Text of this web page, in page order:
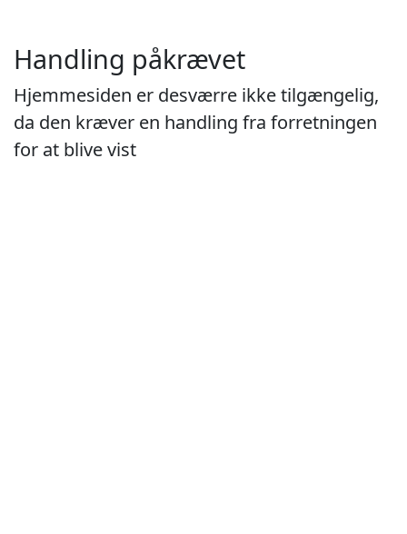
Handling påkrævet
Hjemmesiden er desværre ikke tilgængelig,
da den kræver en handling fra forretningen
for at blive vist